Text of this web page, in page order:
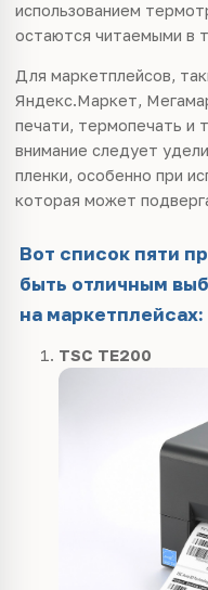
использованием
остаются читаемыми в
Для маркетплейсов,
Яндекс.Маркет,
печати, термопечать и
внимание следует
пленки, особенно при
которая может
Вот список пяти
быть отличным
на маркетплейсах:
TSC TE200